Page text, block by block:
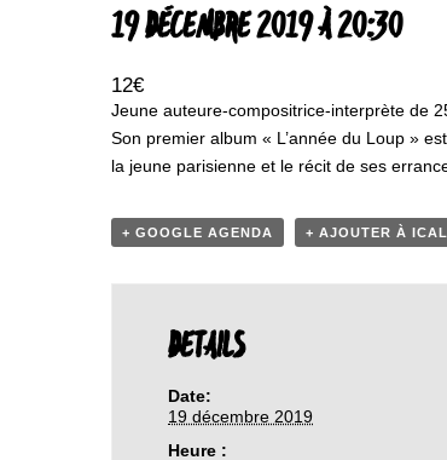
19 DÉCEMBRE 2019 À 20:30
12€
Jeune auteure-compositrice-interprète de
Son premier album « L’année du Loup »
la jeune parisienne et le récit de ses
+ GOOGLE AGENDA + AJOUTER À
DETAILS
Date:
19 décembre 2019
Heure :